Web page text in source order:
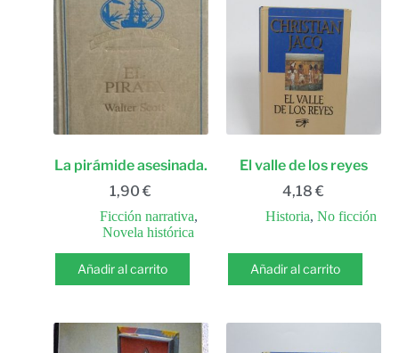
La pirámide asesinada.
1,90€
Ficción narrativa,
Novela histórica
Añadir al carrito
El valle de los reyes
4,18€
Historia,No ficción
Añadir al carrito